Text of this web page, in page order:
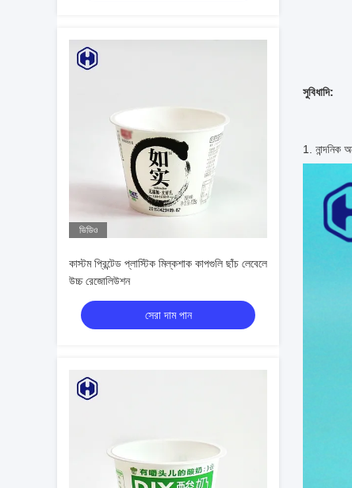
ভিডিও
কাস্টম প্রিন্টেড প্লাস্টিক মিল্কশাক কাপগুলি ছাঁচ লেবেলে
উচ্চ রেজোলিউশন
সেরা দাম পান
সুবিধাদি:
1. নান্দনিক